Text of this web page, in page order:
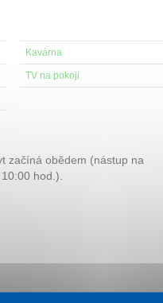
Kavárna
TV na pokoji
začíná obědem (nástup na
hod.).